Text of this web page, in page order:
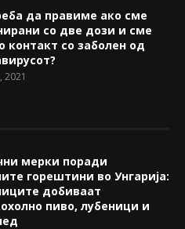
да правиме ако сме
со две дози и сме
контакт со заболен од
2021
мерки поради
горештини во Унгарија:
добиваат
пиво, лубеници и